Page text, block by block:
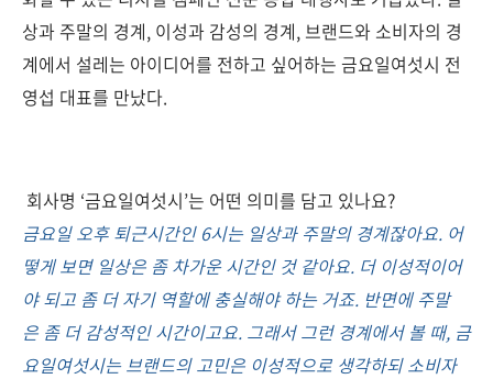
상과 주말의 경계, 이성과 감성의 경계, 브랜드와 소비자의 경
계에서 설레는 아이디어를 전하고 싶어하는 금요일여섯시 전
영섭 대표를 만났다.
회사명 ‘금요일여섯시’는 어떤 의미를 담고 있나요?
금요일 오후 퇴근시간인 6시는 일상과 주말의 경계잖아요. 어
떻게 보면 일상은 좀 차가운 시간인 것 같아요. 더 이성적이어
야 되고 좀 더 자기 역할에 충실해야 하는 거죠. 반면에 주말
은 좀 더 감성적인 시간이고요. 그래서 그런 경계에서 볼 때, 금
요일여섯시는 브랜드의 고민은 이성적으로 생각하되 소비자